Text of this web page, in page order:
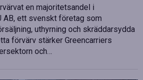
en majoritetsandel i
AB, ett svenskt företag som
uthyrning och skräddarsydda
förvärv stärker Greencarriers
och…